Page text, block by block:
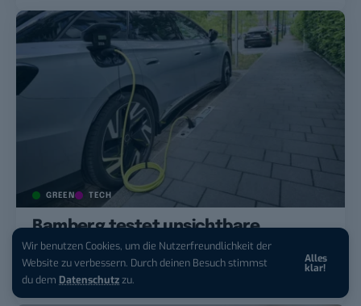
Wir benutzen Cookies, um die Nutzerfreundlichkeit der
Website zu verbessern. Durch deinen Besuch stimmst
du dem Datenschutzzu.
Alles
klar!
GREEN TECH
Bamberg testet unsichtbare
Ladebordsteine für E-Autos – im
Weltkulturerbe